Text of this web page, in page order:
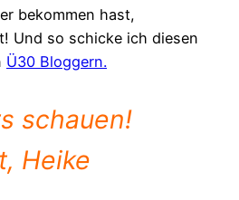
bekommen hast,
Und so schicke ich diesen
Ü30 Bloggern.
schauen!
Heike